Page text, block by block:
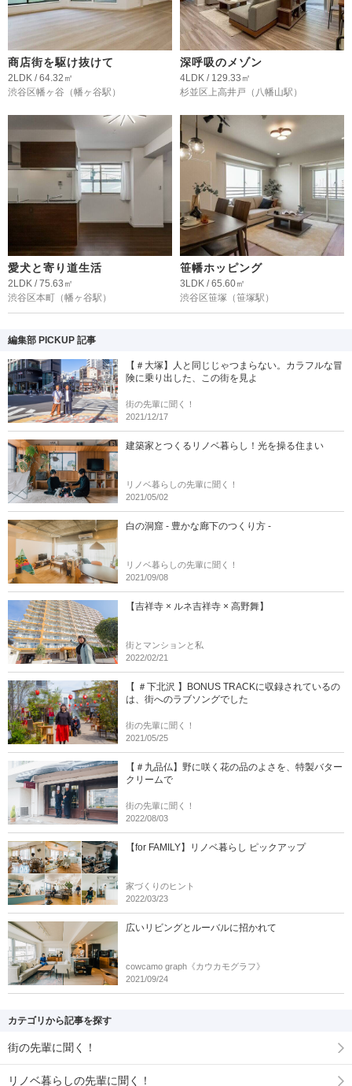
商店街を駆け抜けて
2LDK / 64.32㎡
渋谷区幡ヶ谷 （幡ヶ谷駅）
深呼吸のメゾン
4LDK / 129.33㎡
杉並区上高井戸 （八幡山駅）
愛犬と寄り道生活
2LDK / 75.63㎡
渋谷区本町 （幡ヶ谷駅）
笹幡ホッピング
3LDK / 65.60㎡
渋谷区笹塚 （笹塚駅）
編集部 PICKUP 記事
【＃大塚】人と同じじゃつまらない。カラフルな冒
険に乗り出した、この街を見よ
街の先輩に聞く！
2021/12/17
建築家とつくるリノベ暮らし！光を操る住まい
リノベ暮らしの先輩に聞く！
2021/05/02
白の洞窟 - 豊かな廊下のつくり方 -
リノベ暮らしの先輩に聞く！
2021/09/08
【吉祥寺 × ルネ吉祥寺 × 高野舞】
街とマンションと私
2022/02/21
【 ＃下北沢 】BONUS TRACKに収録されているの
は、街へのラブソングでした
街の先輩に聞く！
2021/05/25
【＃九品仏】野に咲く花の品のよさを、特製バター
クリームで
街の先輩に聞く！
2022/08/03
【for FAMILY】リノベ暮らし ピックアップ
家づくりのヒント
2022/03/23
広いリビングとルーバルに招かれて
cowcamo graph《カウカモグラフ》
2021/09/24
カテゴリから記事を探す
街の先輩に聞く！
リノベ暮らしの先輩に聞く！